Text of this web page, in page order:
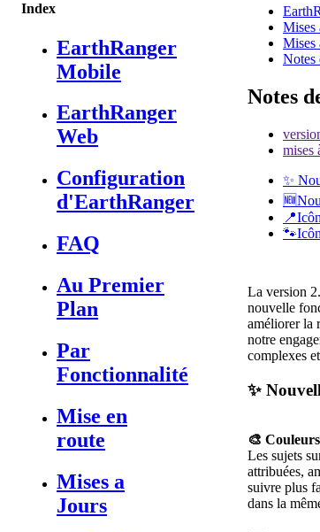
Index
EarthRanger
Mobile
EarthRanger
Web
Configuration
d'EarthRanger
FAQ
Au Premier
Plan
Par
Fonctionnalité
Mise en
route
Mises a
Jours
Mises
Mises
Notes
Notes
mises
✨
La version 2.
nouvelle
améliorer la
notre
complexes et
✨
 Couleurs
Les sujets
attribuées,
suivre plus
dans la mê